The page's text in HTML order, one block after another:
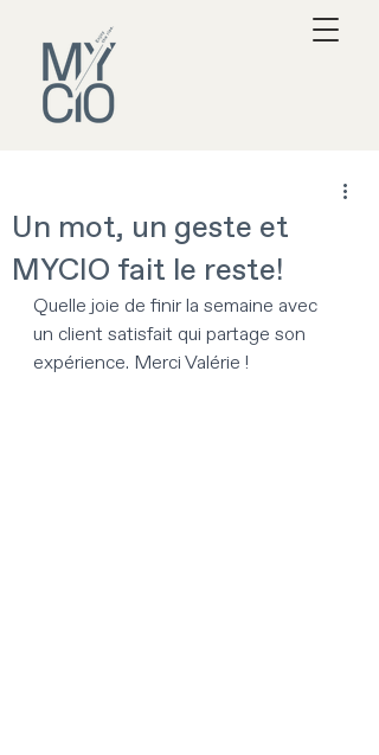
Un mot, un geste et
MYCIO fait le reste!
Quelle joie de finir la semaine avec
un client satisfait qui partage son
expérience. Merci Valérie !